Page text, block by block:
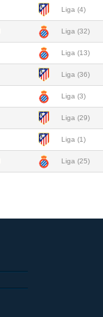
Liga (4)
Liga (32)
Liga (13)
Liga (36)
Liga (3)
Liga (29)
Liga (1)
Liga (25)